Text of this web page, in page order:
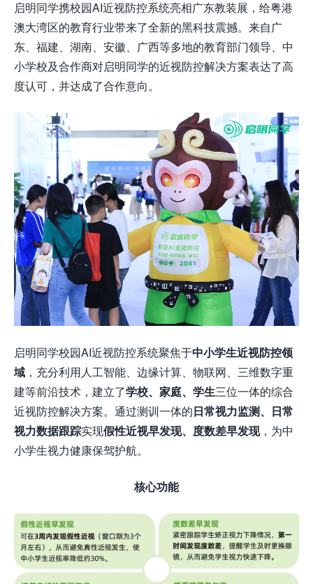
启明同学携校园AI近视防控系统亮相广东教装展，给粤港
澳大湾区的教育行业带来了全新的黑科技震撼。来自广
东、福建、湖南、安徽、广西等多地的教育部门领导、中
小学校及合作商对启明同学的近视防控解决方案表达了高
度认可，并达成了合作意向。
启明同学校园AI近视防控系统聚焦于中小学生近视防控领
域 ，充分利用人工智能、边缘计算、物联网、三维数字重
建等前沿技术，建立了学校、家庭、学生三位一体的综合
近视防控解决方案。通过测训一体的日常视力监测、日常
视力数据跟踪实现假性近视早发现、度数差早发现，为中
小学生视力健康保驾护航。
核心功能